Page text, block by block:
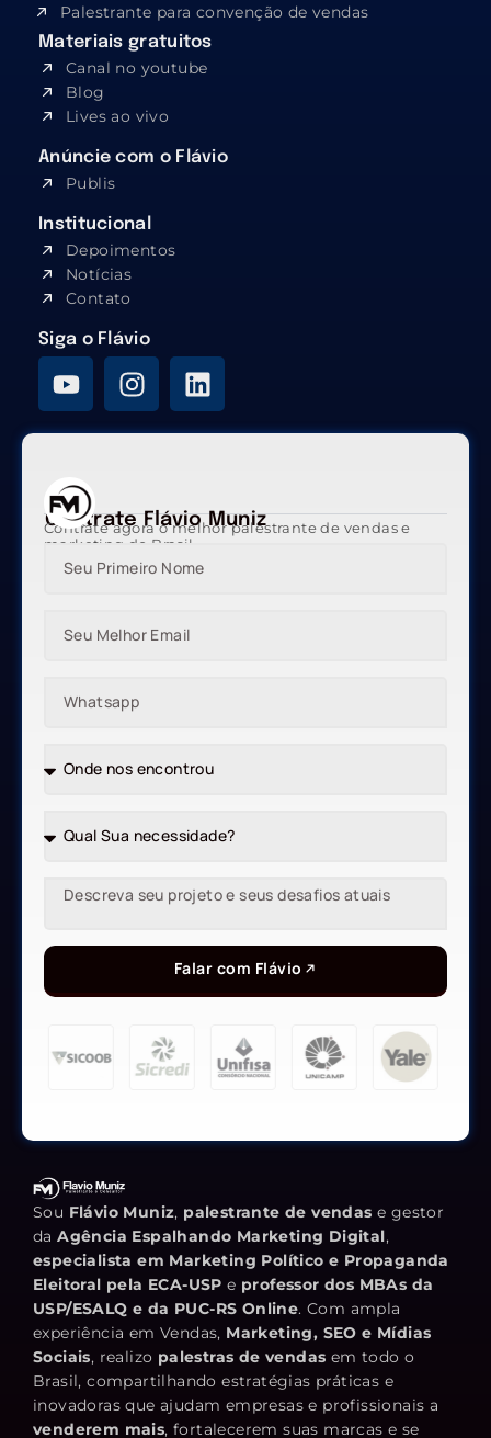
Palestrante para convenção de vendas
Materiais gratuitos
Canal no youtube
Blog
Lives ao vivo
Anúncie com o Flávio
Publis
Institucional
Depoimentos
Notícias
Contato
Siga o Flávio
Contrate Flávio Muniz
Contrate agora o melhor palestrante de vendas e
marketing do Brasil
Falar com Flávio
Sou Flávio Muniz, palestrante de vendas e gestor
daAgência Espalhando Marketing Digital,
especialista em Marketing Político e Propaganda
Eleitoral pela ECA-USP e professor dos MBAs da
USP/ESALQ e da PUC-RS Online. Com ampla
experiência em Vendas, Marketing, SEO e Mídias
Sociais, realizo palestras de vendas em todo o
Brasil, compartilhando estratégias práticas e
inovadoras que ajudam empresas e profissionais a
venderem mais, fortalecerem suas marcas e se